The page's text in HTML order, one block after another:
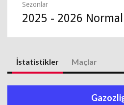
Sezonlar
2025 - 2026 Normal
İstatistikler Maçlar